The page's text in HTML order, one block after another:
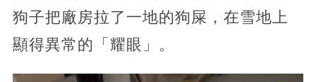
狗子把廠房拉了一地的狗屎，在雪地上
顯得異常的「耀眼」。